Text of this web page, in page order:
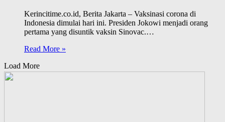
Kerincitime.co.id, Berita Jakarta – Vaksinasi corona di
Indonesia dimulai hari ini. Presiden Jokowi menjadi orang
pertama yang disuntik vaksin Sinovac.…
Read More »
Load More